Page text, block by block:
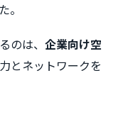
。
のは、 企業向け空
とネットワークを